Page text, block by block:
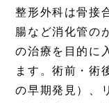
整形外科は骨接
腸など消化管の
の治療を目的に
ます。術前・術
の早期発見）、